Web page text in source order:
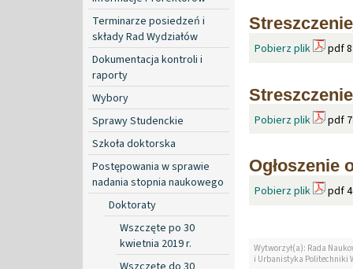
Terminarze posiedzeń i
składy Rad Wydziałów
Dokumentacja kontroli i
raporty
Wybory
Sprawy Studenckie
Szkoła doktorska
Postępowania w sprawie
nadania stopnia naukowego
Doktoraty
Wszczęte po 30
kwietnia 2019 r.
Pobierz plik pdf
Pobierz plik pdf
Ogłoszenie
Pobierz plik pdf
Wytworzył(a): Rada
i Urbanistyka Politechniki